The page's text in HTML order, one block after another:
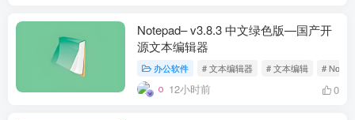
Notepad– v3.8.3 中文绿色版—国产开
源文本编辑器
办公软件 # 文本编辑器 # 文本编辑 #
12小时前 0